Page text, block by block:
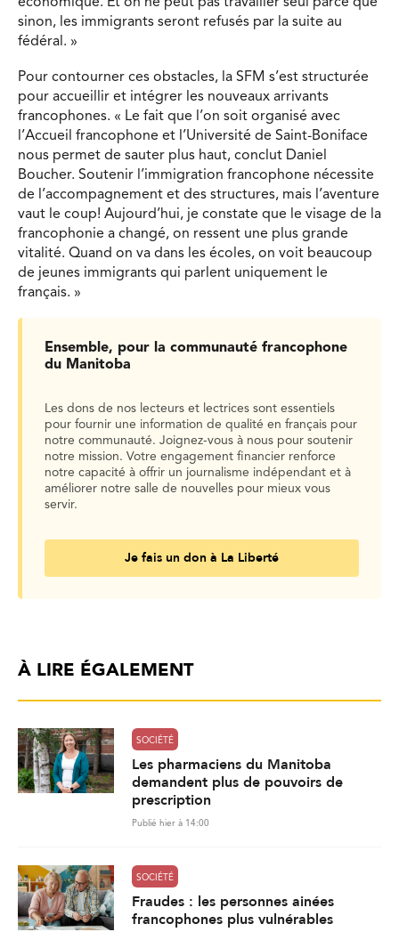
sinon, les immigrants seront refusés par la suite au
fédéral. »
Pour contourner ces obstacles, la SFM s’est structurée
pour accueillir et intégrer les nouveaux arrivants
francophones. « Le fait que l’on soit organisé avec
l’Accueil francophone et l’Université de Saint-Boniface
nous permet de sauter plus haut, conclut Daniel
Boucher. Soutenir l’immigration francophone nécessite
de l’accompagnement et des structures, mais l’aventure
vaut le coup! Aujourd’hui, je constate que le visage de la
francophonie a changé, on ressent une plus grande
vitalité. Quand on va dans les écoles, on voit beaucoup
de jeunes immigrants qui parlent uniquement le
français. »
Ensemble, pour la communauté francophone
du Manitoba
Les dons de nos lecteurs et lectrices sont essentiels
pour fournir une information de qualité en français pour
notre communauté. Joignez-vous à nous pour soutenir
notre mission. Votre engagement financier renforce
notre capacité à offrir un journalisme indépendant et à
améliorer notre salle de nouvelles pour mieux vous
servir.
Je fais un don à La Liberté
À LIRE ÉGALEMENT
SOCIÉTÉ
Les pharmaciens du Manitoba
demandent plus de pouvoirs de
prescription
Publié hier à 14:00
SOCIÉTÉ
Fraudes : les personnes ainées
francophones plus vulnérables